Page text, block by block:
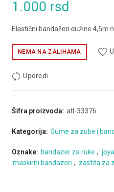
1.000 rsd
Elastični bandažeri dužine 4,5m
NEMA NA ZALIHAMA
Uporedi
Šifra proizvoda: atl-33376
Kategorija: Gume za zube i
Oznake: bandazer za ruke ,
maskirni bandazeri , zastita za